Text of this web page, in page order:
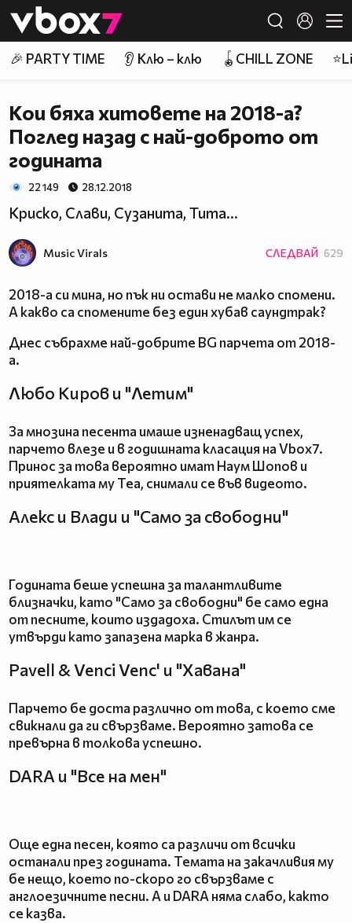
👾
🎉 PARTY TIME 👂 Клю – клю 🪀CHILL ZONE
Кои бяха хитовете на 2018-а?
Поглед назад с най-доброто от
годината
22 149 28.12.2018
Криско, Слави, Сузанита, Тита...
Music Virals СЛЕДВАЙ 629
2018-а си мина, но пък ни остави не малко спомени.
А какво са спомените без един хубав саундтрак?
Днес събрахме най-добрите BG парчета от 2018-
а.
Любо Киров и "Летим"
За мнозина песента имаше изненадващ успех,
парчето влезе и в годишната класация на Vbox7.
Принос за това вероятно имат Наум Шопов и
приятелката му Теа, снимали се във видеото.
Алекс и Влади и "Само за свободни"
Годината беше успешна за талантливите
близначки, като "Само за свободни" бе само една
от песните, които издадоха. Стилът им се
утвърди като запазена марка в жанра.
Pavell & Venci Venc' и "Хавана"
Парчето бе доста различно от това, с което сме
свикнали да ги свързваме. Вероятно затова се
превърна в толкова успешно.
DARA и "Все на мен"
Още една песен, която са различи от всички
останали през годината. Темата на закачливия му
бе нещо, което по-скоро го свързваме с
англоезичните песни. А и DARA няма слабо, както
се казва.